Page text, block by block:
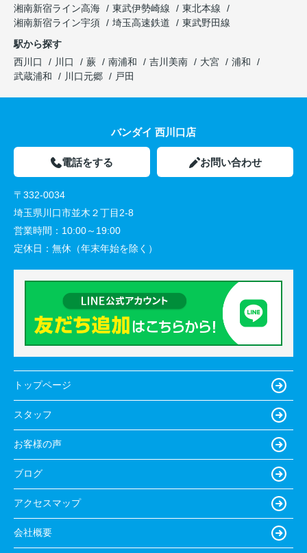
湘南新宿ライン高海
東武伊勢崎線
東北本線
湘南新宿ライン宇須
埼玉高速鉄道
東武野田線
駅から探す
西川口
川口 蕨 南浦和 吉川美南 大宮
浦和
武蔵浦和
川口元郷 戸田
バンダイ 西川口店
電話をする お問い合わせ
〒332-0034
埼玉県川口市並木２丁目2-8
営業時間： 10:00～19:00
定休日： 無休（年末年始を除く）
トップページ
スタッフ
お客様の声
ブログ
アクセスマップ
会社概要